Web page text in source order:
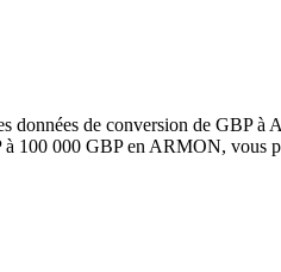
données de conversion de
100 000 GBP en ARMON, vous